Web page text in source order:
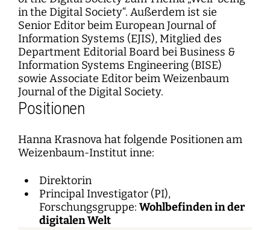
in the Digital Society“. Außerdem ist sie
Senior Editor beim European Journal of
Information Systems (EJIS), Mitglied des
Department Editorial Board bei Business &
Information Systems Engineering (BISE)
sowie Associate Editor beim Weizenbaum
Journal of the Digital Society.
Positionen
Hanna Krasnova hat folgende Positionen am
Weizenbaum-Institut inne:
Direktorin
Principal Investigator (PI),
Forschungsgruppe: Wohlbefinden in der
digitalen Welt